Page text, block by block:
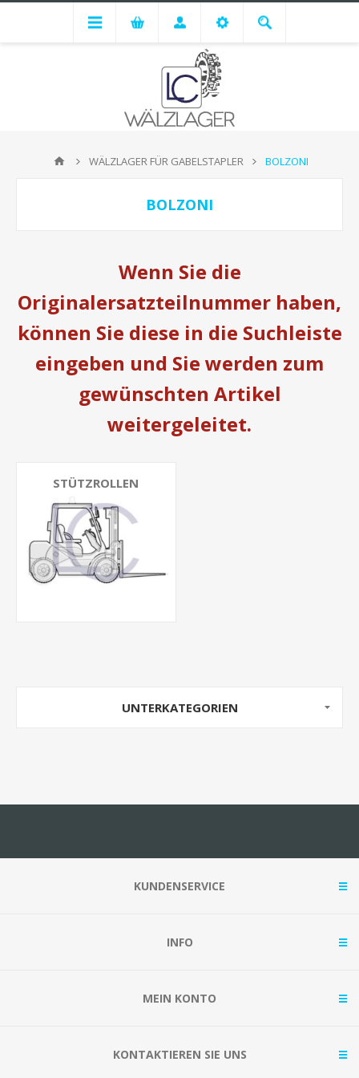
WÄLZLAGER FÜR GABELSTAPLER BOLZONI
BOLZONI
Wenn Sie die
Originalersatzteilnummer haben,
können Sie diese in die Suchleiste
eingeben und Sie werden zum
gewünschten Artikel
weitergeleitet.
STÜTZROLLEN
UNTERKATEGORIEN
KUNDENSERVICE
INFO
MEIN KONTO
KONTAKTIEREN SIE UNS